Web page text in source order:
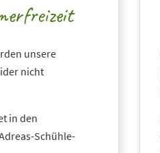
unsere
nicht
in den
Schühle-